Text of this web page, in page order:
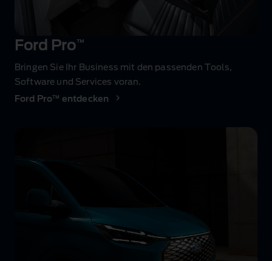
Ford Pro ™
Bringen Sie Ihr Business mit den passenden Tools,
Software und Services voran.
Ford ProTM entdecken